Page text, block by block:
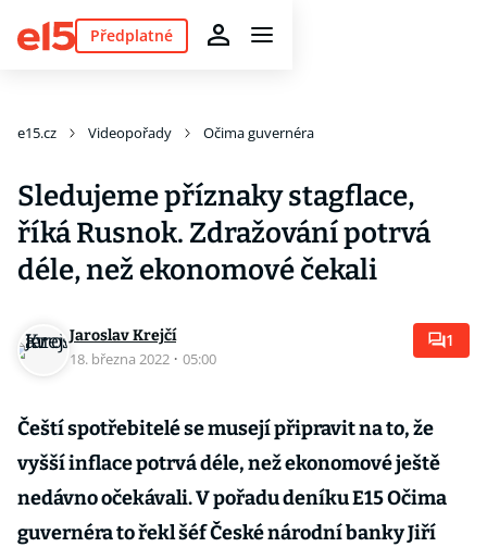
Předplatné
e15.cz Videopořady Očima guvernéra
Sledujeme příznaky stagflace,
říká Rusnok. Zdražování potrvá
déle, než ekonomové čekali
Jaroslav Krejčí
18. března 2022 · 05:00
1
Čeští spotřebitelé se musejí připravit na to, že
vyšší inflace potrvá déle, než ekonomové ještě
nedávno očekávali. V pořadu deníku E15 Očima
guvernéra to řekl šéf České národní banky Jiří